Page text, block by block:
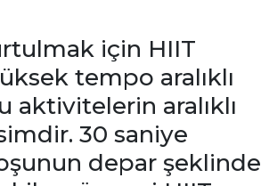
için HIIT
tempo aralıklı
aralıklı
30 saniye
depar şeklinde